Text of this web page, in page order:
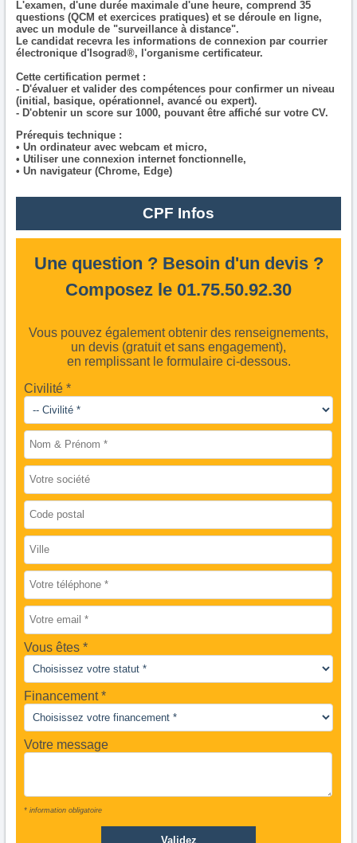
L'examen, d'une durée maximale d'une heure, comprend 35
questions (QCM et exercices pratiques) et se déroule en ligne,
avec un module de "surveillance à distance".
Le candidat recevra les informations de connexion par courrier
électronique d'Isograd®, l'organisme certificateur.
Cette certification permet :
- D'évaluer et valider des compétences pour confirmer un niveau
(initial, basique, opérationnel, avancé ou expert).
- D'obtenir un score sur 1000, pouvant être affiché sur votre CV.
Prérequis technique :
• Un ordinateur avec webcam et micro,
• Utiliser une connexion internet fonctionnelle,
• Un navigateur (Chrome, Edge)
CPF Infos
Une question ? Besoin d'un devis ?
Composez le 01.75.50.92.30
Vous pouvez également obtenir des renseignements,
un devis (gratuit et sans engagement),
en remplissant le formulaire ci-dessous.
Civilité *
Vous êtes
Financement *
Votre message
* information obligatoire